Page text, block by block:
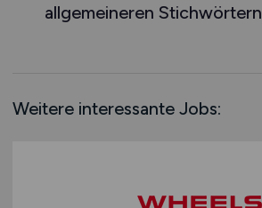
Schleswig-Holstein
Schweiz
allgemeineren Stichwörtern
Weitere interessante Jobs: